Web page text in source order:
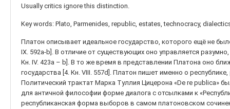
Usually critics ignore this distinction.
Key words: Plato, Parmenides, republic, estates, technocracy,
Платон описывает идеальное государство, которого ещё не
IX. 592a-b]. В отличие от существующих оно управляется
Кн. IV. 423а – b]. В то же время в представлении Платона оно
государства [4. Кн. VIII. 557d]. Платон пишет именно о
Политический трактат Марка Туллия Цицерона «De re publica»
для античной философии форме диалога с отсылками к
республиканская форма выборов в самом платоновском